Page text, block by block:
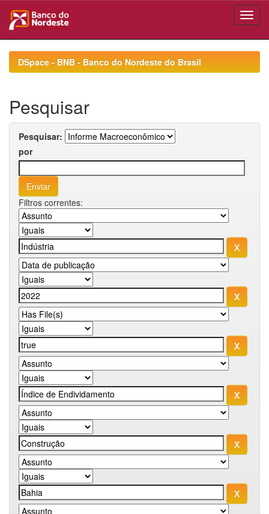
navigationDSpace - BNB - Banco do Nordeste do Brasil
Pesquisar
Pesquisar:
por
Filtros correntes: